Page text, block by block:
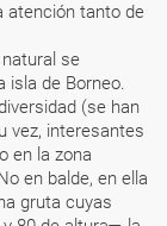
atención tanto de
se
isla de Borneo.
(se han
vez, interesantes
en la zona
en balde, en ella
gruta cuyas